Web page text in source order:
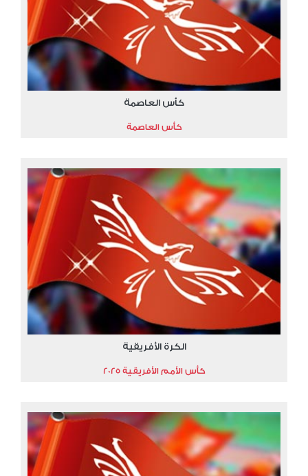
كأس العاصمة
كأس العاصمة
الكرة الأفريقية
كأس الأمم الأفريقية 2025